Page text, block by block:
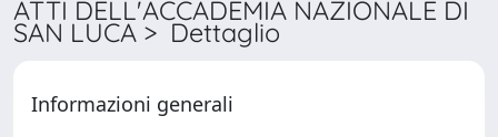
ATTI DELL'ACCADEMIA NAZIONALE DI
SAN LUCA > Dettaglio
Informazioni generali